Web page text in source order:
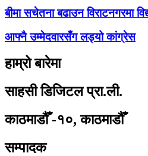
बीमा सचेतना बढाउन विराटनगरमा
आफ्नै उम्मेदवारसँग लड्यो कांग्रेस
हाम्रो बारेमा
साहसी डिजिटल प्रा.ली.
काठमाडौँ -१०, काठमाडौँ
सम्पादक